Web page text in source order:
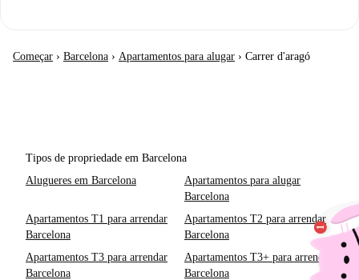
Começar › Barcelona › Apartamentos para alugar › Carrer d'aragó
Tipos de propriedade em Barcelona
Alugueres em Barcelona
Apartamentos para alugar
Barcelona
Apartamentos T1 para arrendar
Barcelona
Apartamentos T2 para arrendar
Barcelona
Apartamentos T3 para arrendar
Barcelona
Apartamentos T3+ para arrendar
Barcelona